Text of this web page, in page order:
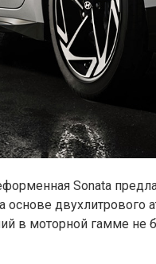
Sonata
двухлитрового
в моторной гамме